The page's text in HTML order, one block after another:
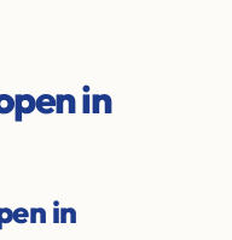
in
in